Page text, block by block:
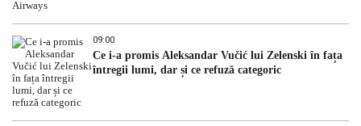
09:00
Ce i-a promis Aleksandar Vučić lui Zelenski în fața
întregii lumi, dar și ce refuză categoric